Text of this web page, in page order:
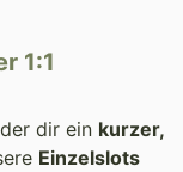
1:1
dir ein kurzer,
Einzelslots